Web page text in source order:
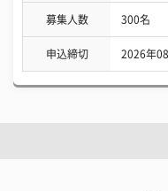
募集人数 300名
申込締切 2026年